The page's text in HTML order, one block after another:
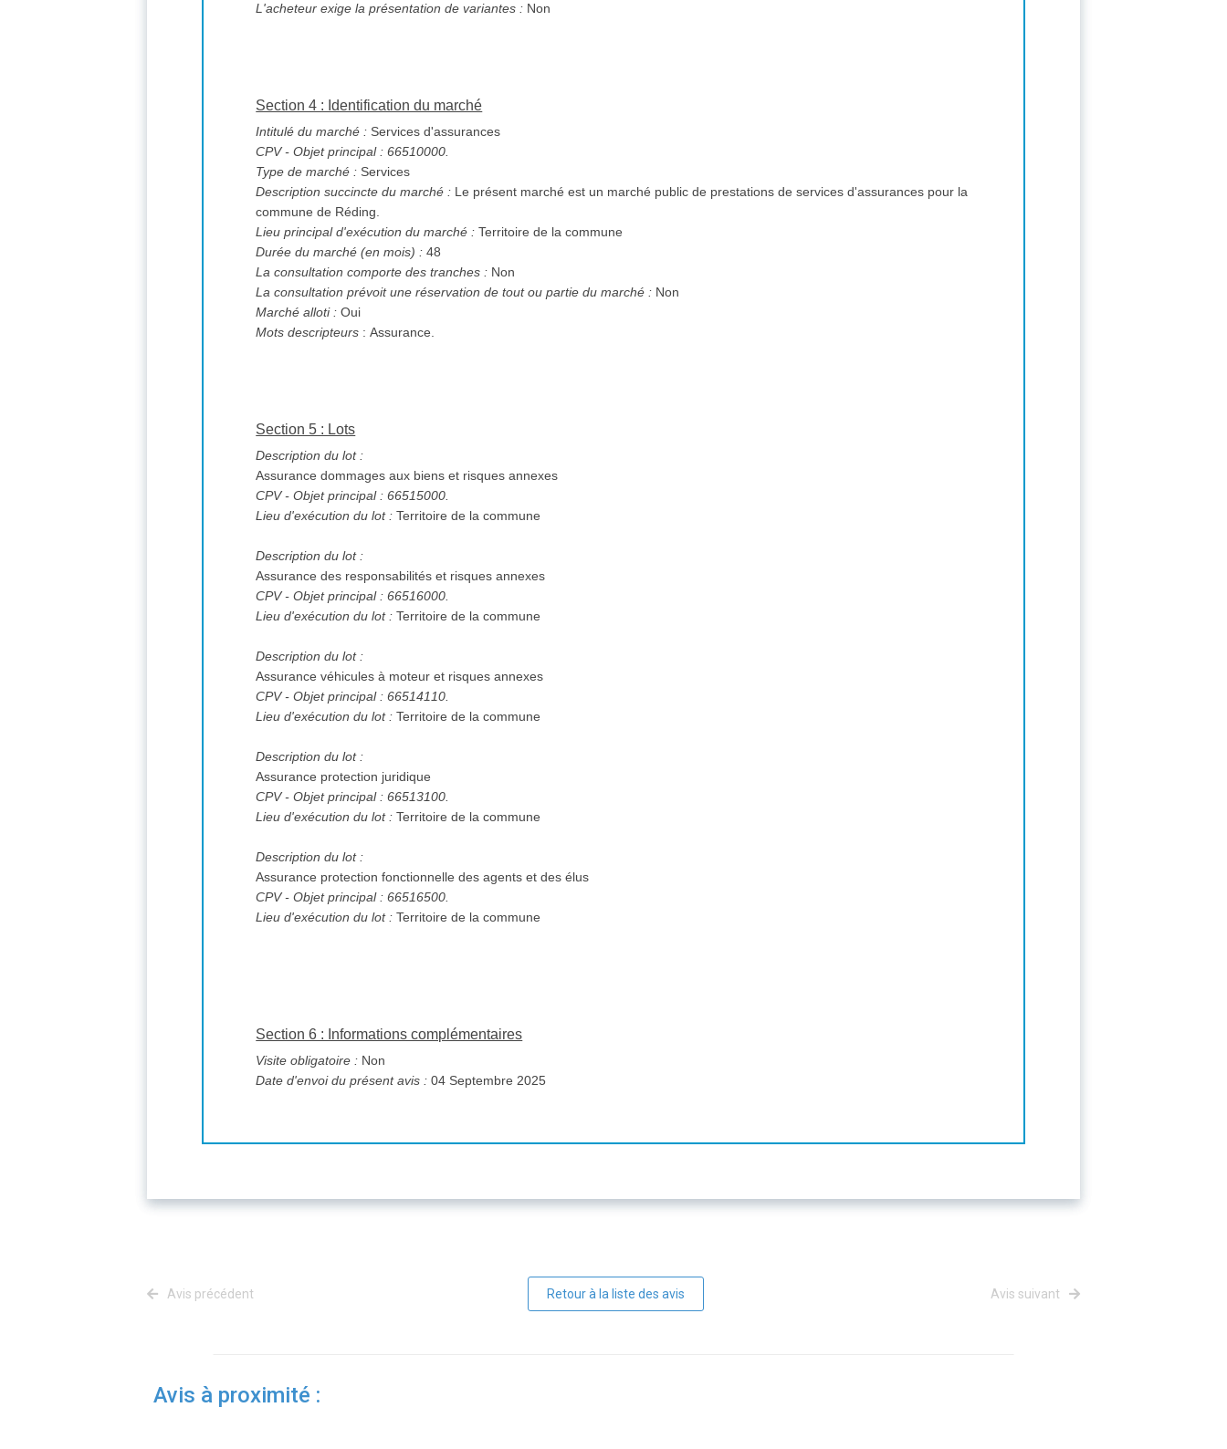
L'acheteur exige la présentation de variantes : Non
Section 4 : Identification du marché
Intitulé du marché : Services d'assurances
CPV- Objet principal : 66510000.
Type de marché : Services
Description succincte du marché : Le présent marché est un marché public de prestations de services d'assurances pour la
commune de Réding.
Lieu principal d'exécution du marché : Territoire de la commune
Durée du marché (en mois) : 48
La consultation comporte des tranches : Non
La consultation prévoit une réservation de tout ou partie du marché : Non
Marché alloti : Oui
Mots descripteurs : Assurance.
Section 5 : Lots
Description du lot :
Assurance dommages aux biens et risques annexes
CPV- Objet principal : 66515000.
Lieu d'exécution du lot : Territoire de la commune
Description du lot :
Assurance des responsabilités et risques annexes
CPV- Objet principal : 66516000.
Lieu d'exécution du lot : Territoire de la commune
Description du lot :
Assurance véhicules à moteur et risques annexes
CPV- Objet principal : 66514110.
Lieu d'exécution du lot : Territoire de la commune
Description du lot :
Assurance protection juridique
CPV- Objet principal : 66513100.
Lieu d'exécution du lot : Territoire de la commune
Description du lot :
Assurance protection fonctionnelle des agents et des élus
CPV- Objet principal : 66516500.
Lieu d'exécution du lot : Territoire de la commune
Section 6 : Informations complémentaires
Visite obligatoire : Non
Date d'envoi du présent avis : 04 Septembre 2025
Avis précédent Retour à la liste des avis Avis suivant
Avis à proximité :